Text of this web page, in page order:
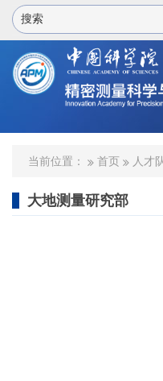
当前位置： 首页 人才
大地测量研究部